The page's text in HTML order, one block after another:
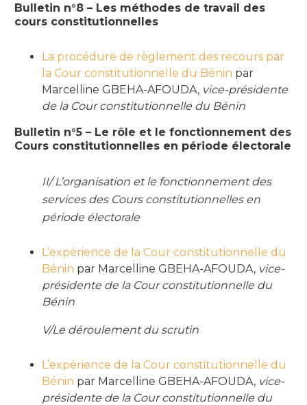
Bulletin n°8 – Les méthodes de travail des
cours constitutionnelles
La procédure de règlement des recours par
la Cour constitutionnelle du Bénin par
Marcelline GBEHA-AFOUDA, vice-présidente
de la Cour constitutionnelle du Bénin
Bulletin n°5 – Le rôle et le fonctionnement des
Cours constitutionnelles en période électorale
II/ L’organisation et le fonctionnement des
services des Cours constitutionnelles en
période électorale
L’expérience de la Cour constitutionnelle du
Bénin par Marcelline GBEHA-AFOUDA, vice-
présidente de la Cour constitutionnelle du
Bénin
V/Le déroulement du scrutin
L’expérience de la Cour constitutionnelle du
Bénin par Marcelline GBEHA-AFOUDA, vice-
présidente de la Cour constitutionnelle du